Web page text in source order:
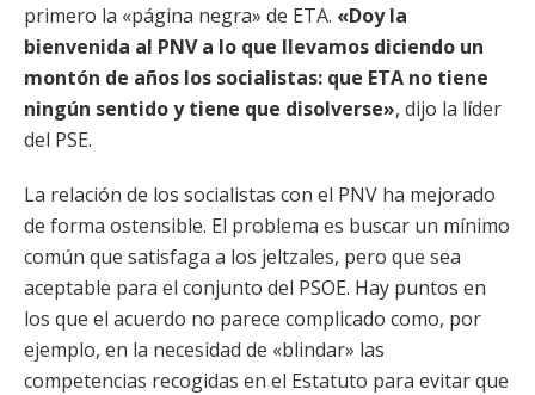
primero la «página negra» de ETA. «Doy la
bienvenida al PNV a lo que llevamos diciendo un
montón de años los socialistas: que ETA no tiene
ningún sentido y tiene que disolverse», dijo la líder
del PSE.
La relación de los socialistas con el PNV ha mejorado
de forma ostensible. El problema es buscar un mínimo
común que satisfaga a los jeltzales, pero que sea
aceptable para el conjunto del PSOE. Hay puntos en
los que el acuerdo no parece complicado como, por
ejemplo, en la necesidad de «blindar» las
competencias recogidas en el Estatuto para evitar que